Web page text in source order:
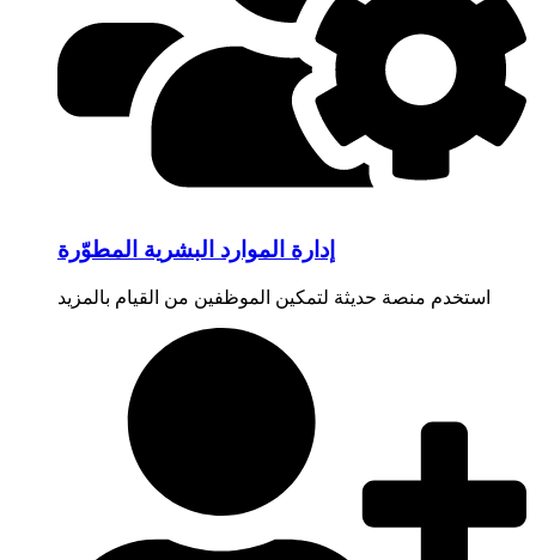
إدارة الموارد البشرية المطوّرة
استخدم منصة حديثة لتمكين الموظفين من القيام بالمزيد